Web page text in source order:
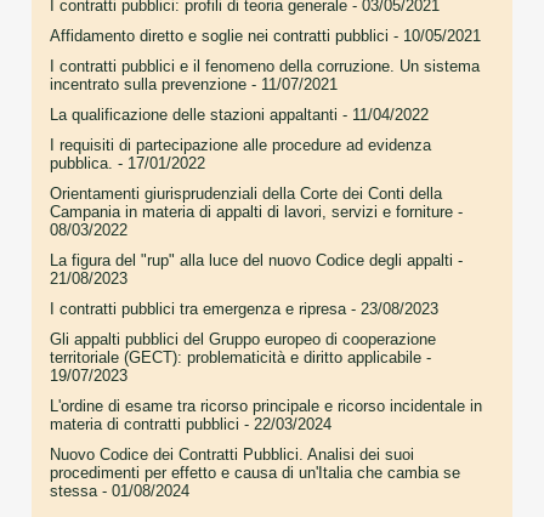
I contratti pubblici: profili di teoria generale - 03/05/2021
Affidamento diretto e soglie nei contratti pubblici - 10/05/2021
I contratti pubblici e il fenomeno della corruzione. Un sistema
incentrato sulla prevenzione - 11/07/2021
La qualificazione delle stazioni appaltanti - 11/04/2022
I requisiti di partecipazione alle procedure ad evidenza
pubblica. - 17/01/2022
Orientamenti giurisprudenziali della Corte dei Conti della
Campania in materia di appalti di lavori, servizi e forniture -
08/03/2022
La figura del "rup" alla luce del nuovo Codice degli appalti -
21/08/2023
I contratti pubblici tra emergenza e ripresa- 23/08/2023
Gli appalti pubblici del Gruppo europeo di cooperazione
territoriale (GECT): problematicità e diritto applicabile -
19/07/2023
L'ordine di esame tra ricorso principale e ricorso incidentale in
materia di contratti pubblici - 22/03/2024
Nuovo Codice dei Contratti Pubblici. Analisi dei suoi
procedimenti per effetto e causa di un'Italia che cambia se
stessa- 01/08/2024